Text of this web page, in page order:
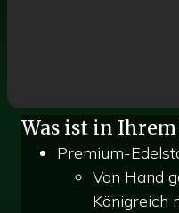
Was ist in
Premium-
Von Hand
Königreich